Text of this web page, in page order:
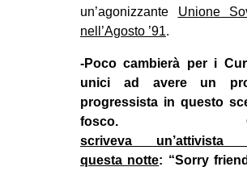
un’agonizzante Unione
nell’Agosto ’91.
-Poco cambierà per i
unici ad avere un
progressista in questo
fosco.
scriveva un’attivista
questa notte: “Sorry